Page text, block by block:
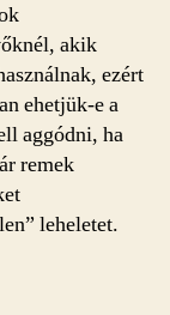
akik
ezért
ehetjük-e a
aggódni, ha
remek
leheletet.